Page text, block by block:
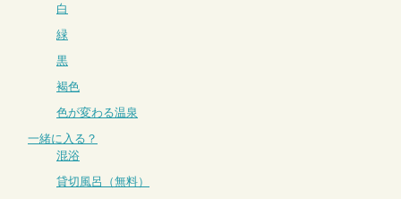
白
緑
黒
褐色
色が変わる温泉
一緒に入る？
混浴
貸切風呂（無料）